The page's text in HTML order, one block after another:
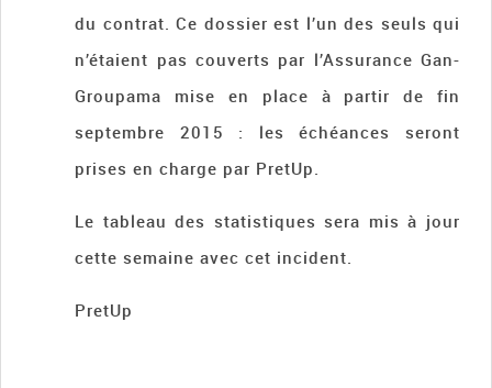
du contrat. Ce dossier est l’un des seuls qui
n’étaient pas couverts par l’Assurance Gan-
Groupama mise en place à partir de fin
septembre 2015 : les échéances seront
prises en charge par PretUp.
Le tableau des statistiques sera mis à jour
cette semaine avec cet incident.
PretUp